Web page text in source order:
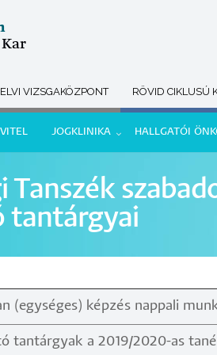
VIZSGAKÖZPONT RÖVID CIKLUSÚ
JOGKLINIKA HALLGATÓI
Tanszék
tantárgyai
(egységes) képzés nappali
tantárgyak a 2019/2020-as